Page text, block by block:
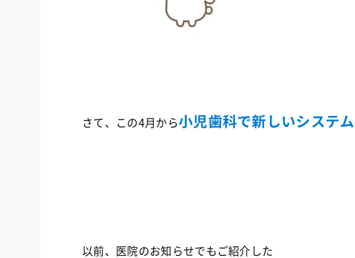
さて、この4月から小児歯科で新しいシステム
以前、医院のお知らせでもご紹介した